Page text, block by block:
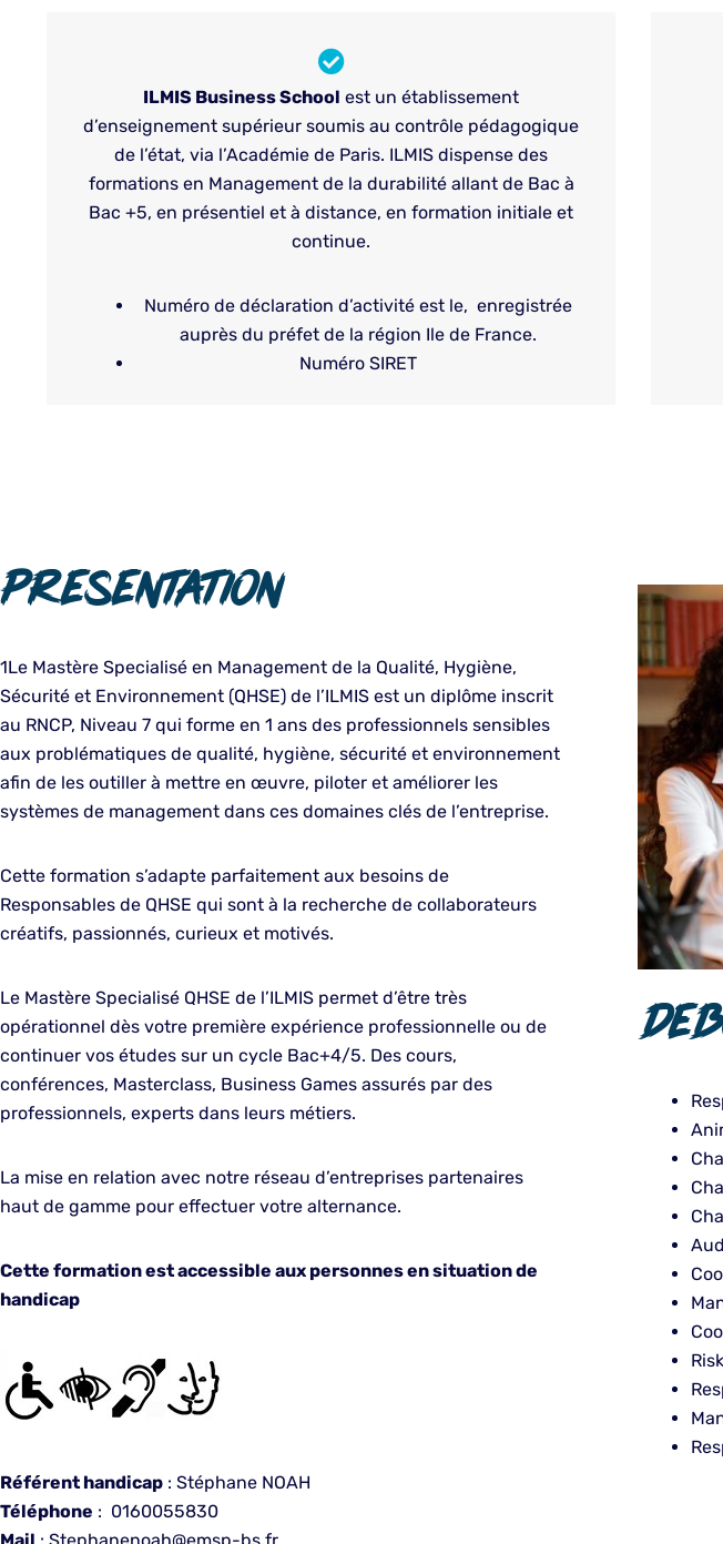
ILMIS Business School est un établissement
d’enseignement supérieur soumis au contrôle pédagogique
de l’état, via l’Académie de Paris. ILMIS dispense des
formations en Management de la durabilité allant de Bac à
Bac +5, en présentiel et à distance, en formation initiale et
continue.
Numéro de déclaration d’activité est le, enregistrée
auprès du préfet de la région Ile de France.
Numéro SIRET
Presentation
1Le Mastère Specialisé en Management de la Qualité, Hygiène,
Sécurité et Environnement (QHSE) de l’ILMIS est un diplôme inscrit
au RNCP, Niveau 7 qui forme en 1 ans des professionnels sensibles
aux problématiques de qualité, hygiène, sécurité et environnement
afin de les outiller à mettre en œuvre, piloter et améliorer les
systèmes de management dans ces domaines clés de l’entreprise.
Cette formation s’adapte parfaitement aux besoins de
Responsables de QHSE qui sont à la recherche de collaborateurs
créatifs, passionnés, curieux et motivés.
Le Mastère Specialisé QHSE de l’ILMIS permet d’être très
opérationnel dès votre première expérience professionnelle ou de
continuer vos études sur un cycle Bac+4/5. Des cours,
conférences, Masterclass, Business Games assurés par des
professionnels, experts dans leurs métiers.
La mise en relation avec notre réseau d’entreprises partenaires
haut de gamme pour effectuer votre alternance.
Cette formation est accessible aux personnes en situation de
handicap
Référent handicap : Stéphane NOAH
Téléphone : 0160055830